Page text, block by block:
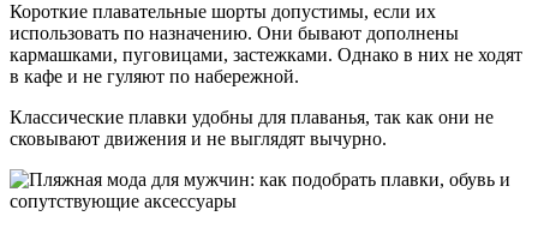
Короткие плавательные шорты допустимы, если их
использовать по назначению. Они бывают дополнены
кармашками, пуговицами, застежками. Однако в них не ходят
в кафе и не гуляют по набережной.
Классические плавки удобны для плаванья, так как они не
сковывают движения и не выглядят вычурно.